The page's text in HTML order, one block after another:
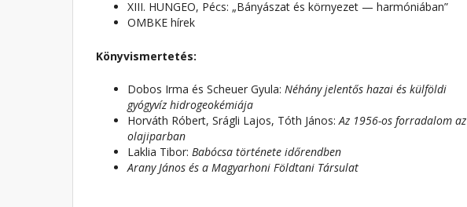
XIII. HUNGEO, Pécs: „Bányászat és környezet — harmóniában”
OMBKE hírek
Könyvismertetés:
Dobos Irma és Scheuer Gyula: Néhány jelentős hazai és külföldi
gyógyvíz hidrogeokémiája
Horváth Róbert, Srágli Lajos, Tóth János:Az 1956-os forradalom az
olajiparban
Laklia Tibor: Babócsa története időrendben
Arany János és a Magyarhoni Földtani Társulat